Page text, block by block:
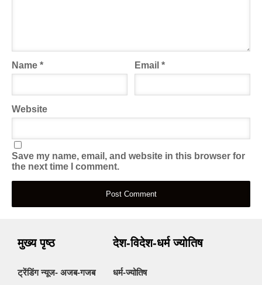
Name * Email*
Website
Save my name, email, and website in this browser for
the next time I comment.
मुख्य पृष्ठ
ट्रेंडिंग न्यूज- अजब-गजब
देश-विदेश-धर्म ज्योतिष
धर्म-ज्योतिष